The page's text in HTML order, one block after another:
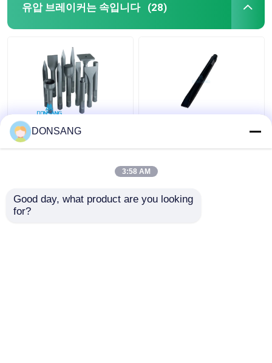
유압 브레이커는 속입니다 (28)
덤프 42Crmo 수압 바위
뚫기 찌개 135mm 디아
40Cr 42Cr 180mm 수압
DONSANG
3:58 AM
Good day, what product are you looking
for?